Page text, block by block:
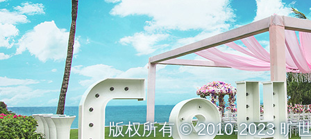
版权所有 © 2010-2023 旷